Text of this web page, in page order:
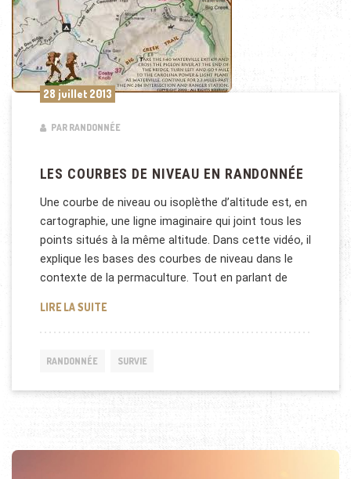
28 juillet 2013
PAR RANDONNÉE
LES COURBES DE NIVEAU EN RANDONNÉE
Une courbe de niveau ou isoplèthe d’altitude est, en
cartographie, une ligne imaginaire qui joint tous les
points situés à la même altitude. Dans cette vidéo, il
explique les bases des courbes de niveau dans le
contexte de la permaculture. Tout en parlant de
LIRE LA SUITELES COURBES DE NIVEAU EN RANDONNÉE
RANDONNÉE SURVIE